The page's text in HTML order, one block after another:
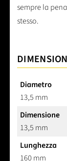
sempre la
stesso.
Diametro
13,5 mm
Dimensione
13,5 mm
Lunghezza
160 mm